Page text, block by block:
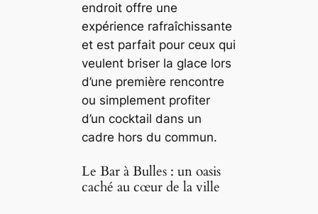
endroit offre une
expérience rafraîchissante
et est parfait pour ceux qui
veulent briser la glace lors
d’une première rencontre
ou simplement profiter
d’un cocktail dans un
cadre hors du commun.
Le Bar à Bulles : un oasis
caché au cœur de la ville